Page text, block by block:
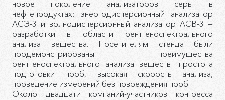
новое поколение анализаторов серы в
нефтепродуктах: энергодисперсионный анализатор
АСЭ-3 и волнодисперсионный анализатор АСВ-3 —
разработки в области рентгеноспектрального
анализа вещества. Посетителям стенда были
продемонстрированы преимущества
рентгеноспектрального анализа веществ: простота
подготовки проб, высокая скорость анализа,
проведение измерений без повреждения проб.
Около двадцати компаний-участников конгресса